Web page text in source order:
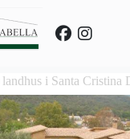
i Santa Cristina